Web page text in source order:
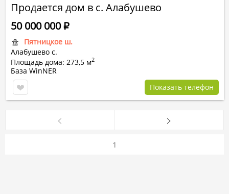
Продается дом в с. Алабушево
Пятницкое ш.
Алабушево с.
Площадь дома: 273,5 м2
50 000 000Р
База WinNER
Показать телефон
1